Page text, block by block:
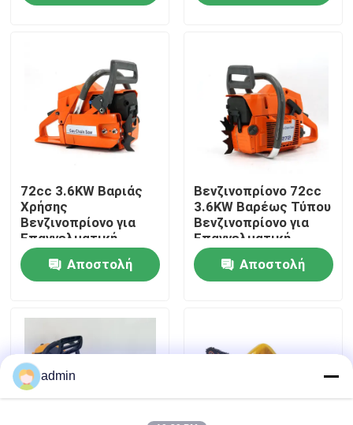
Σχετικά με εμάς
Επικοινωνήστε μαζί μας
Ζητήστε μια προσφορά
Αλυσιδοπρίονο βενζίνης
Φορητό μίνι αλυσιδοπρίονο
72cc 3.6KW Βαριάς
Χρήσης
Βενζινοπρίονο για
Επαγγελματική
Εργασία Δασοκομίας
Αποστολή
Βενζινοπρίονο 72cc
3.6KW Βαρέως Τύπου
Βενζινοπρίονο για
Επαγγελματική
Εργασία Δασοκομίας
Αποστολή
admin